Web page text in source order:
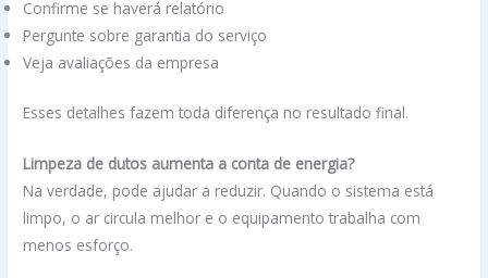
Confirme se haverá relatório
Pergunte sobre garantia do serviço
Veja avaliações da empresa
Esses detalhes fazem toda diferença no resultado final.
Limpeza de dutos aumenta a conta de energia?
Na verdade, pode ajudar a reduzir. Quando o sistema está
limpo, o ar circula melhor e o equipamento trabalha com
menos esforço.